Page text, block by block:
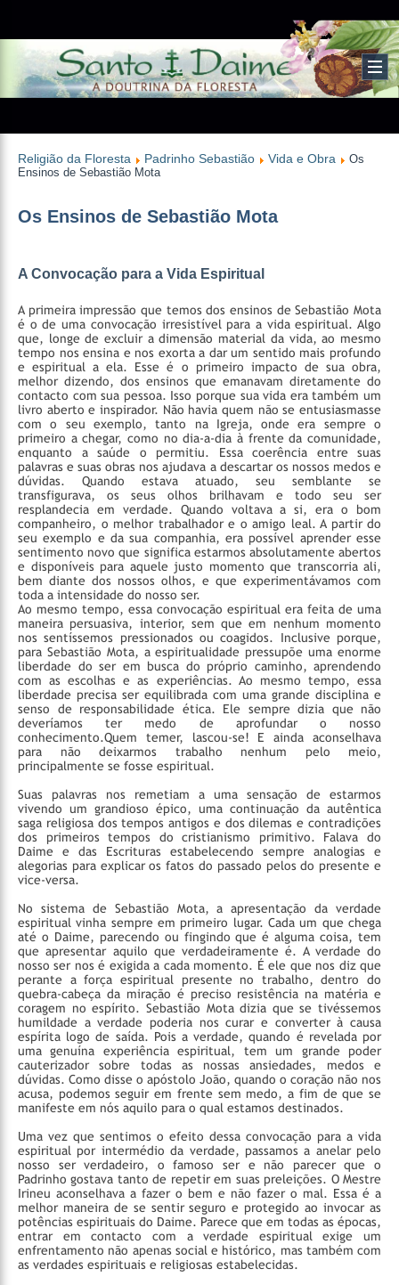
Religião da Floresta Padrinho Sebastião Vida e Obra
Os
Ensinos de Sebastião Mota
Os Ensinos de Sebastião Mota
A Convocação para a Vida Espiritual
A primeira impressão que temos dos ensinos de Sebastião Mota
é o de uma convocação irresistível para a vida espiritual. Algo
que, longe de excluir a dimensão material da vida, ao mesmo
tempo nos ensina e nos exorta a dar um sentido mais profundo
e espiritual a ela. Esse é o primeiro impacto de sua obra,
melhor dizendo, dos ensinos que emanavam diretamente do
contacto com sua pessoa. Isso porque sua vida era também um
livro aberto e inspirador. Não havia quem não se entusiasmasse
com o seu exemplo, tanto na Igreja, onde era sempre o
primeiro a chegar, como no dia-a-dia à frente da comunidade,
enquanto a saúde o permitiu. Essa coerência entre suas
palavras e suas obras nos ajudava a descartar os nossos medos e
dúvidas. Quando estava atuado, seu semblante se
transfigurava, os seus olhos brilhavam e todo seu ser
resplandecia em verdade. Quando voltava a si, era o bom
companheiro, o melhor trabalhador e o amigo leal. A partir do
seu exemplo e da sua companhia, era possível aprender esse
sentimento novo que significa estarmos absolutamente abertos
e disponíveis para aquele justo momento que transcorria ali,
bem diante dos nossos olhos, e que experimentávamos com
toda a intensidade do nosso ser.
Ao mesmo tempo, essa convocação espiritual era feita de uma
maneira persuasiva, interior, sem que em nenhum momento
nos sentíssemos pressionados ou coagidos. Inclusive porque,
para Sebastião Mota, a espiritualidade pressupõe uma enorme
liberdade do ser em busca do próprio caminho, aprendendo
com as escolhas e as experiências. Ao mesmo tempo, essa
liberdade precisa ser equilibrada com uma grande disciplina e
senso de responsabilidade ética. Ele sempre dizia que não
deveríamos ter medo de aprofundar o nosso
conhecimento.Quem temer, lascou-se! E ainda aconselhava
para não deixarmos trabalho nenhum pelo meio,
principalmente se fosse espiritual.
Suas palavras nos remetiam a uma sensação de estarmos
vivendo um grandioso épico, uma continuação da autêntica
saga religiosa dos tempos antigos e dos dilemas e contradições
dos primeiros tempos do cristianismo primitivo. Falava do
Daime e das Escrituras estabelecendo sempre analogias e
alegorias para explicar os fatos do passado pelos do presente e
vice-versa.
No sistema de Sebastião Mota, a apresentação da verdade
espiritual vinha sempre em primeiro lugar. Cada um que chega
até o Daime, parecendo ou fingindo que é alguma coisa, tem
que apresentar aquilo que verdadeiramente é. A verdade do
nosso ser nos é exigida a cada momento. É ele que nos diz que
perante a força espiritual presente no trabalho, dentro do
quebra-cabeça da miração é preciso resistência na matéria e
coragem no espírito. Sebastião Mota dizia que se tivéssemos
humildade a verdade poderia nos curar e converter à causa
espírita logo de saída. Pois a verdade, quando é revelada por
uma genuína experiência espiritual, tem um grande poder
cauterizador sobre todas as nossas ansiedades, medos e
dúvidas. Como disse o apóstolo João, quando o coração não nos
acusa, podemos seguir em frente sem medo, a fim de que se
manifeste em nós aquilo para o qual estamos destinados.
Uma vez que sentimos o efeito dessa convocação para a vida
espiritual por intermédio da verdade, passamos a anelar pelo
nosso ser verdadeiro, o famoso ser e não parecer que o
Padrinho gostava tanto de repetir em suas preleições. O Mestre
Irineu aconselhava a fazer o bem e não fazer o mal. Essa é a
melhor maneira de se sentir seguro e protegido ao invocar as
potências espirituais do Daime. Parece que em todas as épocas,
entrar em contacto com a verdade espiritual exige um
enfrentamento não apenas social e histórico, mas também com
as verdades espirituais e religiosas estabelecidas.